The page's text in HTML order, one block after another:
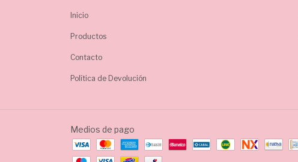
Inicio
Productos
Contacto
Política de Devolución
Medios de pago